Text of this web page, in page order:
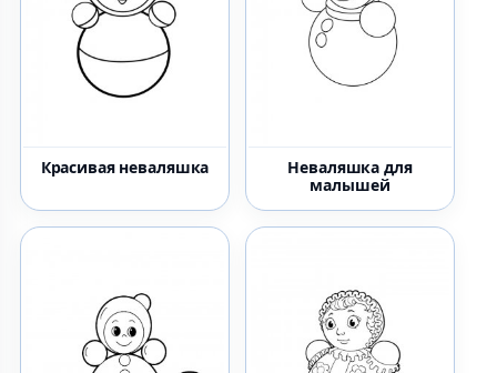
Красивая неваляшка
Неваляшка для
малышей